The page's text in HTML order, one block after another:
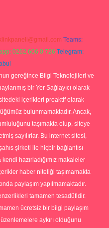
Teams:
0262 606 0 726 Telegram:
gereğince Bilgi Teknolojileri ve
bir Yer Sağlayıcı olarak
içerikleri proaktif olarak
bulunmamaktadır. Ancak,
taşımakta olup, siteye
sayılırlar. Bu internet sitesi,
şirketi ile hiçbir bağlantısı
hazırladığımız makaleler
haber niteliği taşımamakta
paylaşım yapılmamaktadır.
tamamen tesadüfidir.
ücretsiz bir bilgi paylaşım
aykırı olduğunu